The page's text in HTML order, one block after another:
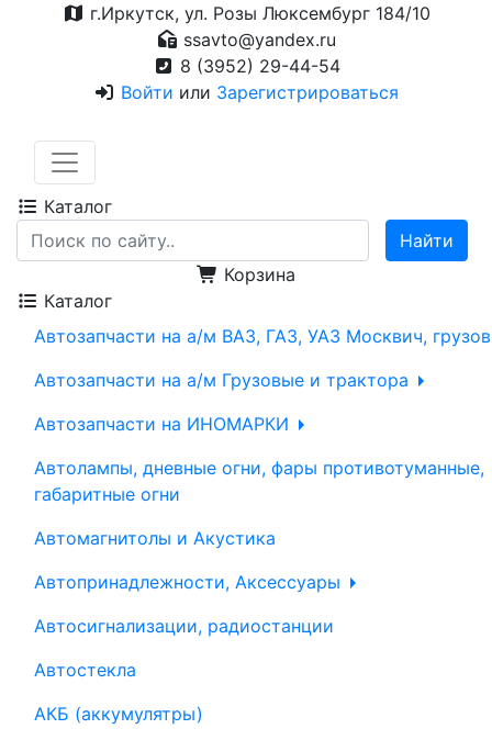
г.Иркутск, ул. Розы Люксембург 184/10
ssavto@yandex.ru
8 (3952) 29-44-54
Войти или Зарегистрироваться
Каталог
Корзина
Каталог
Автозапчасти на а/м ВАЗ, ГАЗ, УАЗ Москвич,
Автозапчасти на а/м Грузовые и трактора
Автозапчасти на ИНОМАРКИ
Автолампы, дневные огни, фары противотуманные,
габаритные огни
Автомагнитолы и Акустика
Автопринадлежности, Аксессуары
Автосигнализации, радиостанции
Автостекла
АКБ (аккумулятры)